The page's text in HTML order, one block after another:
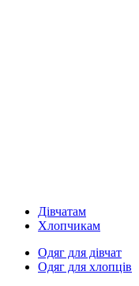
Дівчатам
Хлопчикам
Одяг для дівчат
Одяг для хлопців